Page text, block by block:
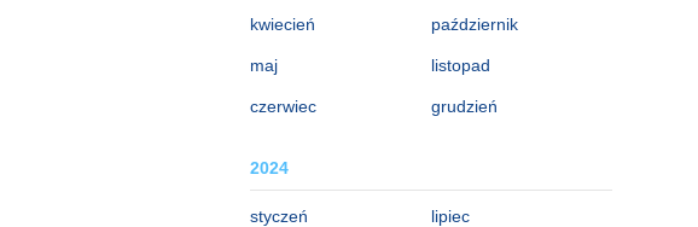
kwiecień
maj
czerwiec
październik
listopad
grudzień
2024
styczeń lipiec